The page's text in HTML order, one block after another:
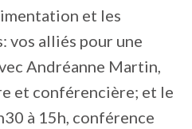
et les
vos alliés pour une
Andréanne Martin,
et conférencière; et le
à 15h, conférence